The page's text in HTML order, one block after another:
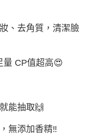
、去角質，清潔臉
CP值超高😍
能抽取🙌
無添加香精‼